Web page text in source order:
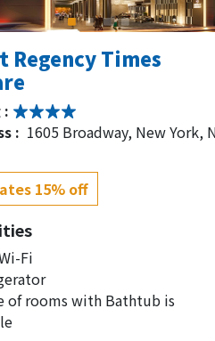
Regency Times
:
: 1605 Broadway, New York,
15% off
Fi
of rooms with Bathtub is